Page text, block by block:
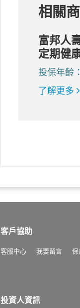
相關
富邦人
定期健
投保年齡
了解更多
客戶協助
客服中心 我要留言 保
投資人資訊